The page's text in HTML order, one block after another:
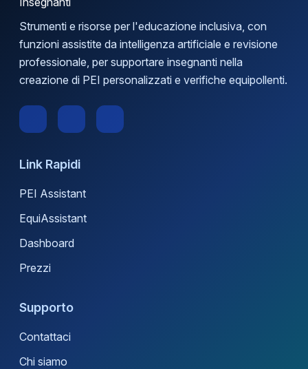
Strumenti e risorse per l'educazione inclusiva, con
funzioni assistite da intelligenza artificiale e revisione
professionale, per supportare insegnanti nella
creazione di PEI personalizzati e verifiche equipollenti.
Link Rapidi
PEI Assistant
EquiAssistant
Dashboard
Prezzi
Supporto
Contattaci
Chi siamo